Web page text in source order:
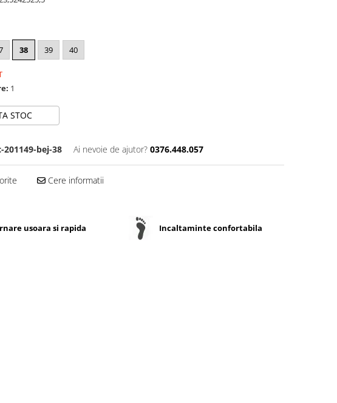
38 39 40
1
STOC
201149-bej-38 Ai nevoie de ajutor? 0376.448.057
Cere informatii
usoara si rapida Incaltaminte confortabila